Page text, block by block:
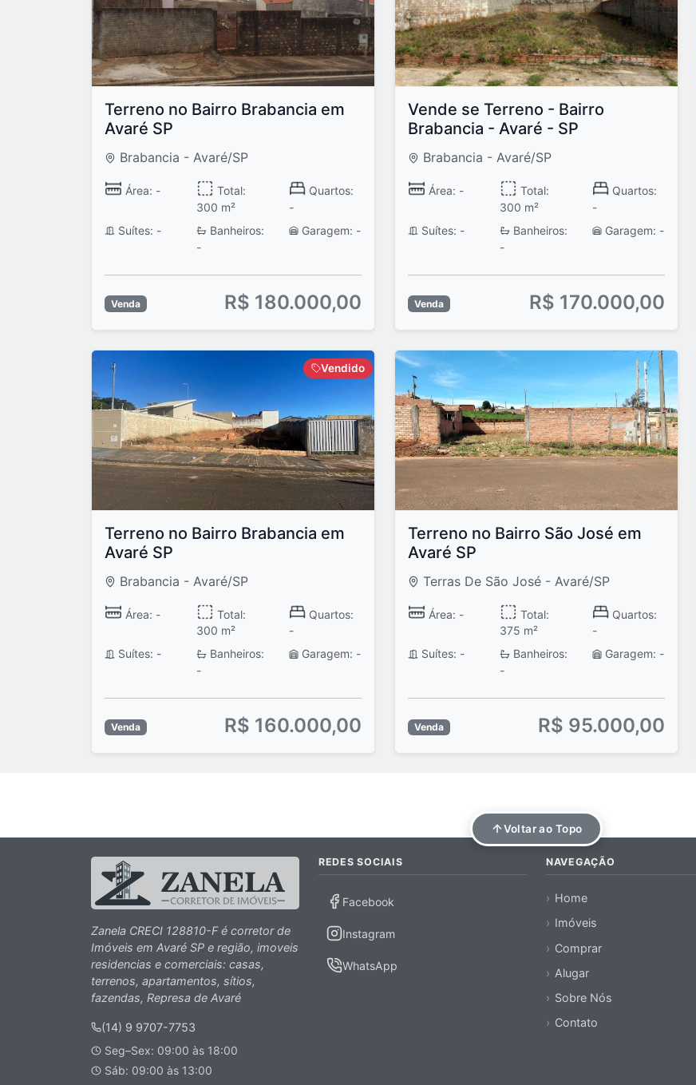
Terreno no Bairro Brabancia em
Avaré SP
Brabancia - Avaré/SP
Área: -
Total:
300 m²
Quartos:
-
Suítes: -
Banheiros:
-
Garagem: -
Venda R$ 180.000,00
Vende se Terreno - Bairro
Brabancia - Avaré - SP
Brabancia - Avaré/SP
Área: -
Total:
300 m²
Quartos:
-
Suítes: -
Banheiros:
-
Garagem: -
Venda R$ 170.000,00
Vendido
Terreno no Bairro Brabancia em
Avaré SP
Brabancia - Avaré/SP
Área: -
Total:
300 m²
Quartos:
-
Suítes: -
Banheiros:
-
Garagem: -
Venda R$ 160.000,00
Terreno no Bairro São José em
Avaré SP
Terras De São José - Avaré/SP
Área: -
Total:
375 m²
Quartos:
-
Suítes: -
Banheiros:
-
Garagem: -
Venda R$ 95.000,00
Voltar ao Topo
Zanela CRECI 128810-F é corretor de
Imóveis em Avaré SP e região, imoveis
residencias e comerciais: casas,
terrenos, apartamentos, sítios,
fazendas, Represa de Avaré
(14) 9 9707-7753
Seg–Sex: 09:00 às 18:00
Sáb: 09:00 às 13:00
REDES SOCIAIS
Facebook
Instagram
WhatsApp
NAVEGAÇÃO
Home
Imóveis
Comprar
Alugar
Sobre Nós
Contato